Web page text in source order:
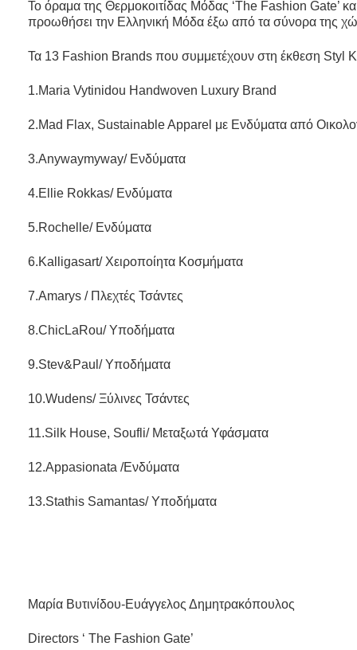
Το όραμα της Θερμοκοιτίδας Μόδας ‘Τhe Fashion Gate’
προωθήσει την Ελληνική Μόδα έξω από τα σύνορα της
Τα 13 Fashion Brands που συμμετέχουν στη έκθεση Styl
1.Maria Vytinidou Handwoven Luxury Brand
2.Mad Flax, Sustainable Apparel με Ενδύματα από
3.Anywaymyway/ Ενδύματα
4.Ellie Rokkas/ Ενδύματα
5.Rochelle/ Ενδύματα
6.Kalligasart/ Χειροποίητα Κοσμήματα
7.Amarys / Πλεχτές Τσάντες
8.ChicLaRou/ Υποδήματα
9.Stev&Paul/ Υποδήματα
10.Wudens/ Ξύλινες Τσάντες
11.Silk House, Soufli/ Mεταξωτά Υφάσματα
12.Αppasionata /Ενδύματα
13.Stathis Samantas/ Υποδήματα
Μαρία Βυτινίδου-Ευάγγελος Δημητρακόπουλος
Directors ‘ The Fashion Gate’